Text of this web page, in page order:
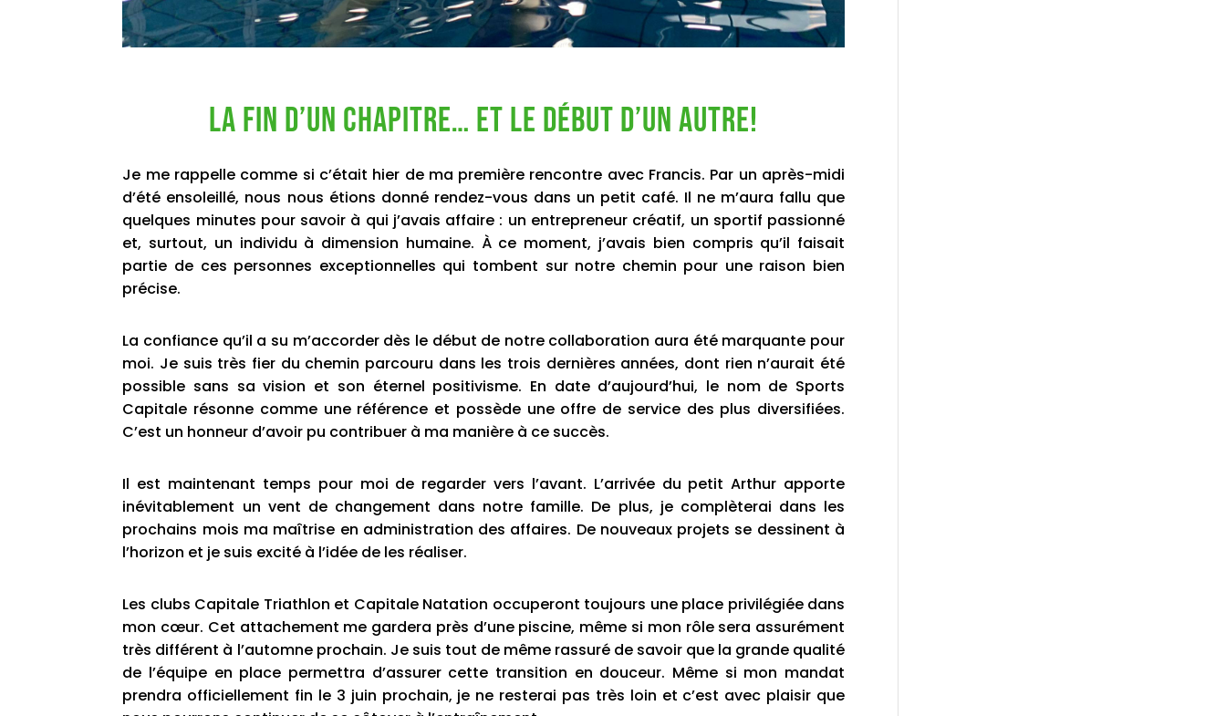
la fin d’un chapitre… et le début d’un autre!
Je me rappelle comme si c’était hier de ma première rencontre avec Francis. Par un après-midi
d’été ensoleillé, nous nous étions donné rendez-vous dans un petit café. Il ne m’aura fallu que
quelques minutes pour savoir à qui j’avais affaire : un entrepreneur créatif, un sportif passionné
et, surtout, un individu à dimension humaine. À ce moment, j’avais bien compris qu’il faisait
partie de ces personnes exceptionnelles qui tombent sur notre chemin pour une raison bien
précise.
La confiance qu’il a su m’accorder dès le début de notre collaboration aura été marquante pour
moi. Je suis très fier du chemin parcouru dans les trois dernières années, dont rien n’aurait été
possible sans sa vision et son éternel positivisme. En date d’aujourd’hui, le nom de Sports
Capitale résonne comme une référence et possède une offre de service des plus diversifiées.
C’est un honneur d’avoir pu contribuer à ma manière à ce succès.
Il est maintenant temps pour moi de regarder vers l’avant. L’arrivée du petit Arthur apporte
inévitablement un vent de changement dans notre famille. De plus, je complèterai dans les
prochains mois ma maîtrise en administration des affaires. De nouveaux projets se dessinent à
l’horizon et je suis excité à l’idée de les réaliser.
Les clubs Capitale Triathlon et Capitale Natation occuperont toujours une place privilégiée dans
mon cœur. Cet attachement me gardera près d’une piscine, même si mon rôle sera assurément
très différent à l’automne prochain. Je suis tout de même rassuré de savoir que la grande qualité
de l’équipe en place permettra d’assurer cette transition en douceur. Même si mon mandat
prendra officiellement fin le 3 juin prochain, je ne resterai pas très loin et c’est avec plaisir que